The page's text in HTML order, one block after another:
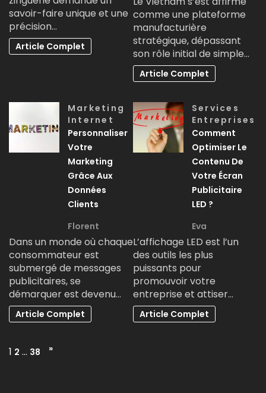
savoir-faire unique et une
précision…
Article Complet
comme une plateforme
manufacturière
stratégique, dépassant
son rôle initial de simple…
Article Complet
Marketing
Internet
Personnaliser
Votre
Marketing
Grâce Aux
Données
Clients
Florent
Dans un monde où chaque
consommateur est
submergé de messages
publicitaires, se
démarquer est devenu…
Article Complet
Services
Entreprises
Comment
Optimiser Le
Contenu De
Votre Écran
Publicitaire
LED ?
Eva
L’affichage LED est l’un
des outils les plus
puissants pour
promouvoir votre
entreprise et attiser…
Article Complet
Page:
1 2 … 38 Next
»